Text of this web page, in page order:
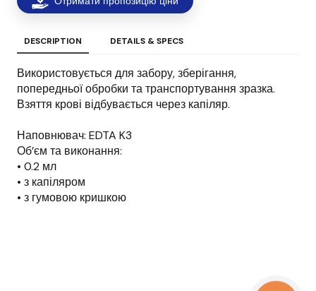
DESCRIPTION DETAILS & SPECS
Використовується для забору, зберігання,
попередньої обробки та транспортування зразка.
Взяття крові відбувається через капіляр.
Наповнювач: EDTA K3
Об’єм та виконання:
• 0.2 мл
• з капіляром
• з гумовою кришкою